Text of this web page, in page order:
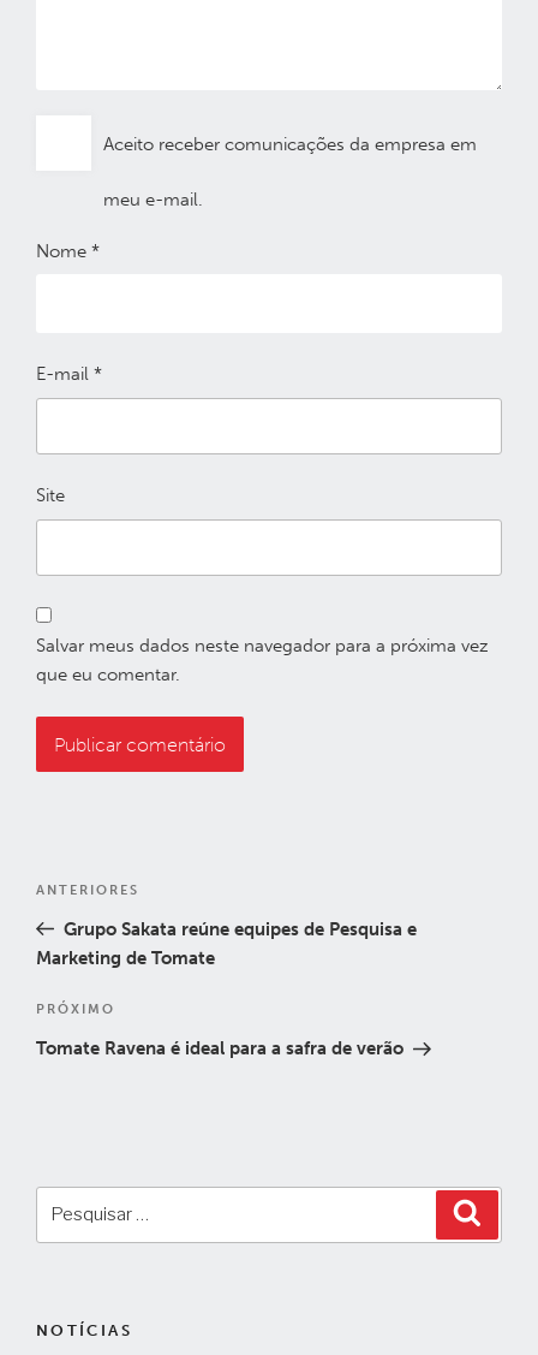
Aceito receber comunicações da empresa em
meu e-mail.
Nome *
E-mail *
Site
Salvar meus dados neste navegador para a próxima vez
que eu comentar.
Post
Post
anterior
ANTERIORES
Grupo Sakata reúne equipes de Pesquisa e
Marketing de Tomate
Próximo
post
PRÓXIMO
Tomate Ravena é ideal para a safra de verão
NOTÍCIAS